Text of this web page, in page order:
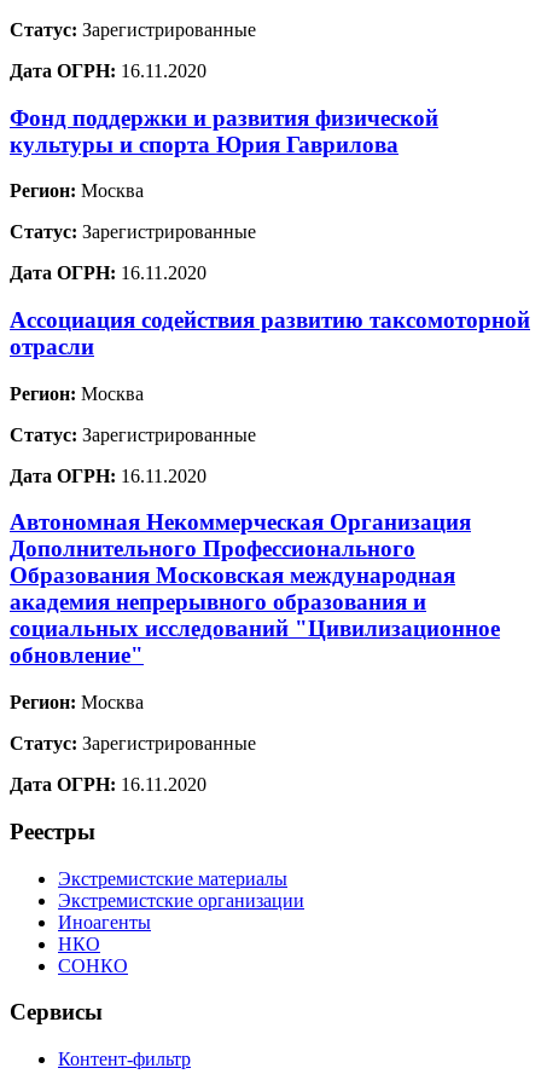
Статус: Зарегистрированные
Дата ОГРН: 16.11.2020
Фонд поддержки и развития физической
культуры и спорта Юрия Гаврилова
Регион: Москва
Статус: Зарегистрированные
Дата ОГРН: 16.11.2020
Ассоциация содействия развитию таксомоторной
отрасли
Регион: Москва
Статус: Зарегистрированные
Дата ОГРН: 16.11.2020
Автономная Некоммерческая Организация
Дополнительного Профессионального
Образования Московская международная
академия непрерывного образования и
социальных исследований "Цивилизационное
обновление"
Регион: Москва
Статус: Зарегистрированные
Дата ОГРН: 16.11.2020
Реестры
Экстремистские материалы
Экстремистские организации
Иноагенты
НКО
СОНКО
Сервисы
Контент-фильтр